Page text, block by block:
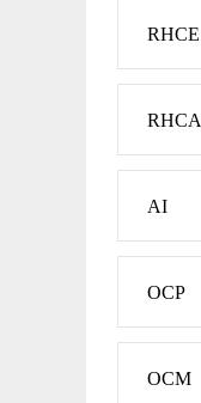
RHCE
RHCA
AI
OCP
OCM